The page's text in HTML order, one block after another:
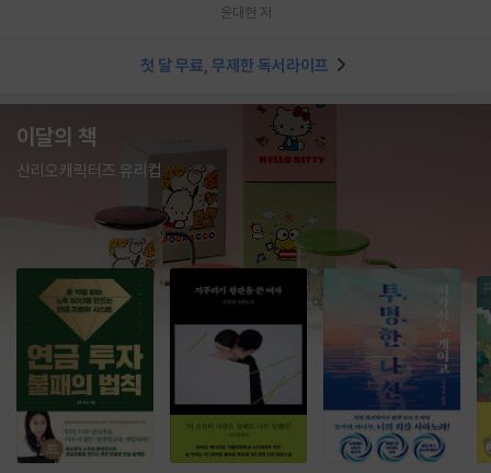
윤대현 저
첫 달 무료, 무제한 독서라이프
이달의 책
산리오캐릭터즈 유리컵